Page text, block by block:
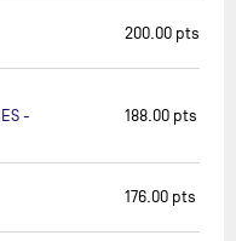
200.00 pts
-
188.00 pts
176.00 pts